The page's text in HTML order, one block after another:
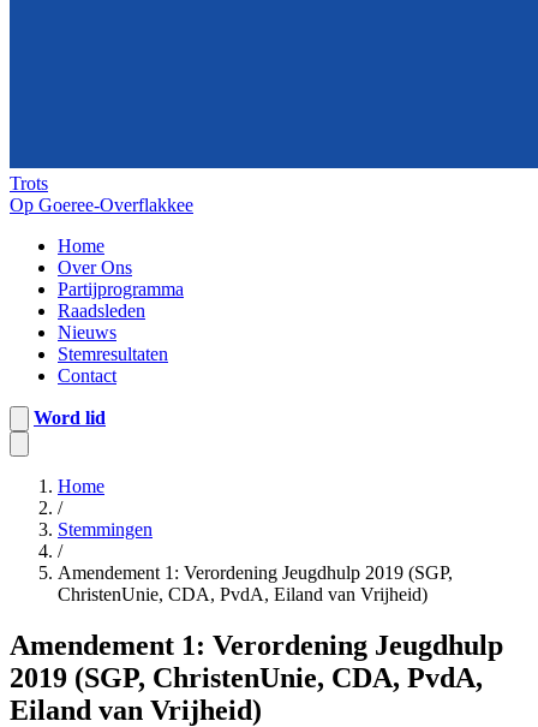
Trots
Op Goeree-Overflakkee
Home
Over Ons
Partijprogramma
Raadsleden
Nieuws
Stemresultaten
Contact
Word lid
Home
/
Stemmingen
/
Amendement 1: Verordening Jeugdhulp 2019 (SGP,
ChristenUnie, CDA, PvdA, Eiland van Vrijheid)
Amendement 1: Verordening Jeugdhulp
2019 (SGP, ChristenUnie, CDA, PvdA,
Eiland van Vrijheid)